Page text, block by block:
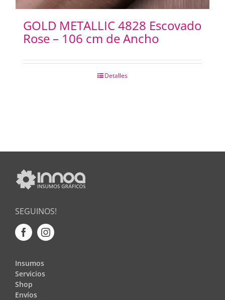
GOLD METALLIC 4828 Escovado
Rose – 106 cm de Ancho
Detalles
SEGUINOS!
Insumos
Servicios
Shop
Envíos